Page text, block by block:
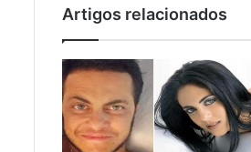
Artigos relacionados